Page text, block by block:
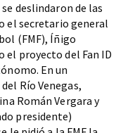
deslindaron de las
el secretario general
(FMF), Íñigo
proyecto del Fan ID
En un
Río Venegas,
Román Vergara y
presidente)